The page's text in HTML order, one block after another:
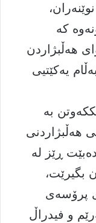
نوێنەران،
کە
هەڵبژاردن
یەکێتيی
بە
هەڵبژاردنى
ڕێز لە
بگیرێت،
پرۆسەى
و فیدراڵ